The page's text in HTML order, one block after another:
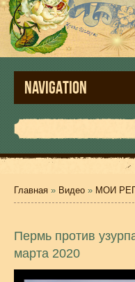
NAVIGATION
Главная » Видео » МОИ
Пермь против
марта 2020